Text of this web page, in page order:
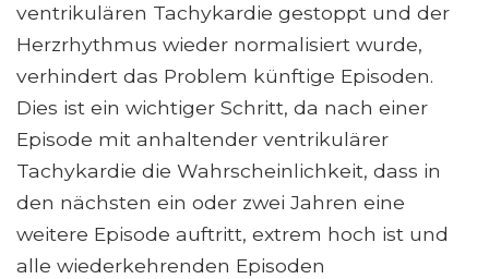
ventrikulären Tachykardie gestoppt und der
Herzrhythmus wieder normalisiert wurde,
verhindert das Problem künftige Episoden.
Dies ist ein wichtiger Schritt, da nach einer
Episode mit anhaltender ventrikulärer
Tachykardie die Wahrscheinlichkeit, dass in
den nächsten ein oder zwei Jahren eine
weitere Episode auftritt, extrem hoch ist und
alle wiederkehrenden Episoden